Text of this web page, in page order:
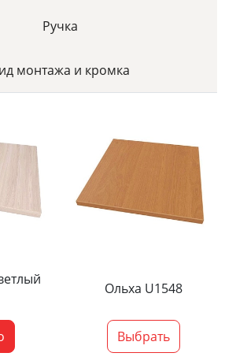
Ручка
монтажа и кромка
Ольха U1548
Выбрать